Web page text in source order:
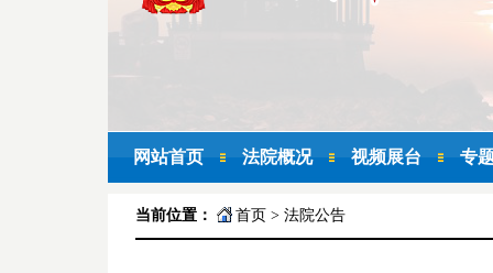
网站首页 法院概况 视频展台 专
当前位置： 首页 > 法院公告